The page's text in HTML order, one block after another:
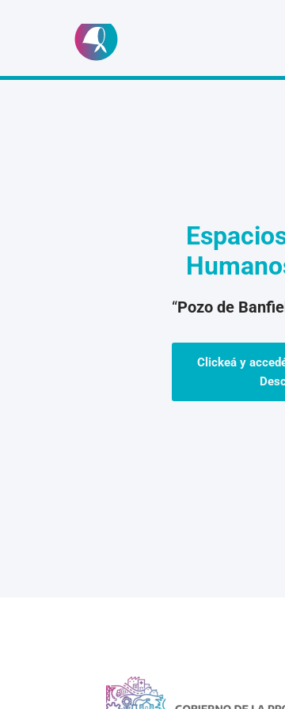
“Pozo de
Clickeá y